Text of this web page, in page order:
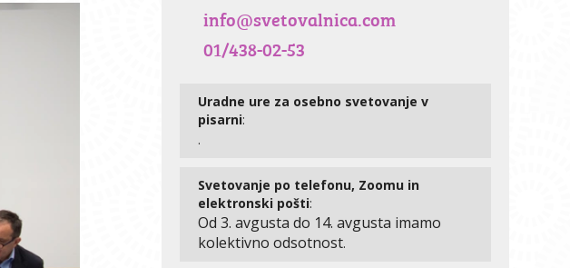
info@svetovalnica.com
01/438-02-53
Uradne ure za osebno svetovanje v
pisarni:
.
Svetovanje po telefonu, Zoomu in
elektronski pošti:
Od 3. avgusta do 14. avgusta imamo
kolektivno odsotnost.